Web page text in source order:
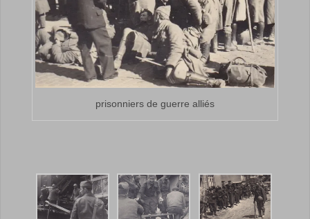
prisonniers de guerre alliés